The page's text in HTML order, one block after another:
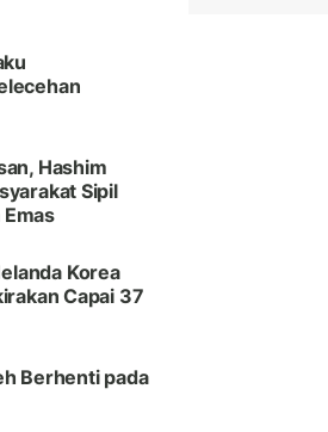
Hashim
Sipil
Korea
Capai 37
Berhenti pada